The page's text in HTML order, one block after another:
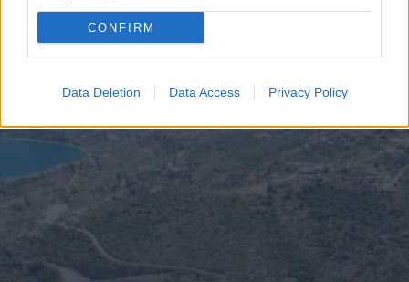
CONFIRM
Data Deletion Data Access Privacy Policy